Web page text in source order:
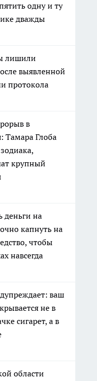
одну и ту
дважды
лишили
выявленной
протокола
в
Тамара Глоба
крупный
деньги на
капнуть на
чтобы
навсегда
ваш
не в
сигарет, а в
области